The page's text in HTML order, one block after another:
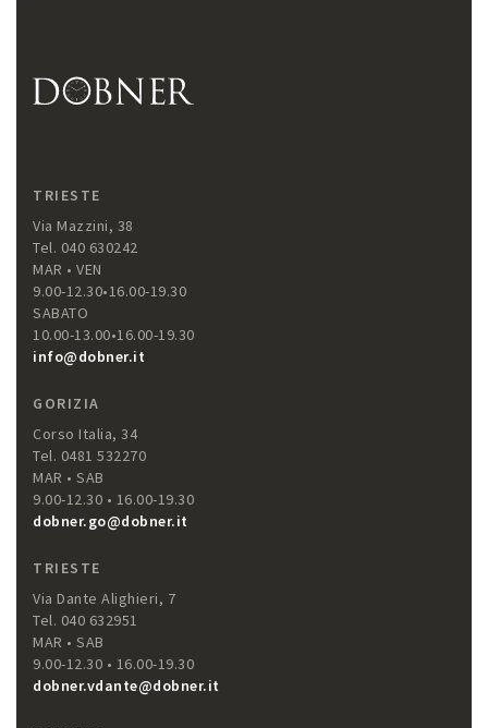
TRIESTE
Via Mazzini, 38
Tel. 040 630242
MAR • VEN
9.00-12.30•16.00-19.30
SABATO
10.00-13.00•16.00-19.30
info@dobner.it
GORIZIA
Corso Italia, 34
Tel. 0481 532270
MAR • SAB
9.00-12.30 • 16.00-19.30
dobner.go@dobner.it
TRIESTE
Via Dante Alighieri, 7
Tel. 040 632951
MAR • SAB
9.00-12.30 • 16.00-19.30
dobner.vdante@dobner.it